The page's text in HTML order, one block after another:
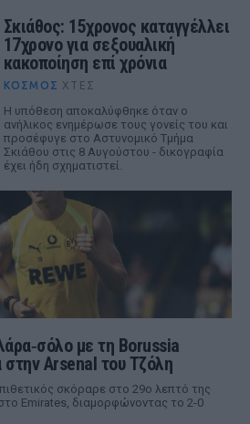
Σκιάθος: 15χρονος καταγγέλλει
17χρονο για σεξουαλική
κακοποίηση επί χρόνια
ΚΌΣΜΟΣ ΧΤΕΣ
Η υπόθεση αποκαλύφθηκε όταν ο
ανήλικος ενημέρωσε τους γονείς του και
προσέφυγε στο Αστυνομικό Τμήμα
Σκιάθου στις 8 Αυγούστου - δικογραφία
έχει ήδη σχηματιστεί.
με τη Borussia
Arsenal του Τζόλη
σκόραρε στο 29ο λεπτό της
Emirates, διαμορφώνοντας το 2-0